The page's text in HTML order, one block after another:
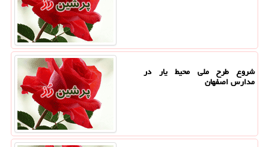
شروع طرح ملی محیط یار در
مدارس اصفهان